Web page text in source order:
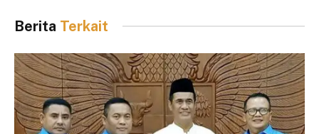
Berita Terkait